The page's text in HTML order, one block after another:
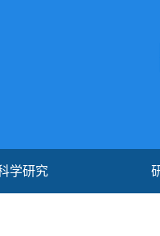
学研究